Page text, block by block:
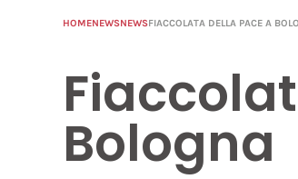
HOMENEWSNEWSFIACCOLATA DELLA PACE A
Bologna